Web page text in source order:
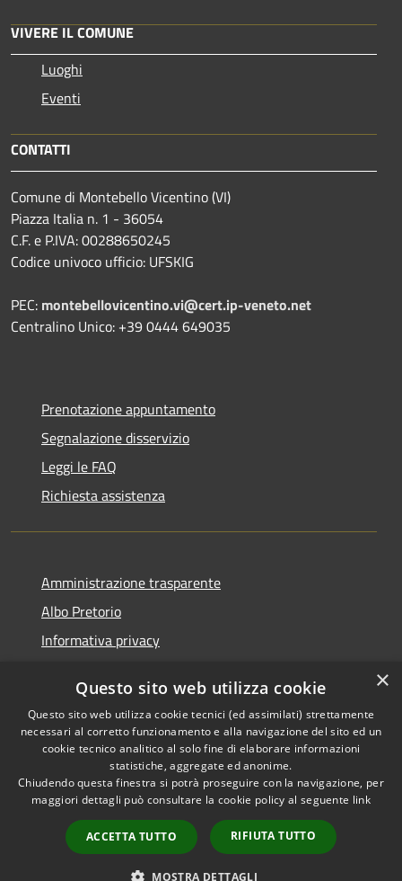
VIVERE IL COMUNE
Luoghi
Eventi
CONTATTI
Comune di Montebello Vicentino (VI)
Piazza Italia n. 1 - 36054
C.F. e P.IVA: 00288650245
Codice univoco ufficio: UFSKIG
PEC: montebellovicentino.vi@cert.ip-veneto.net
Centralino Unico: +39 0444 649035
Prenotazione appuntamento
Segnalazione disservizio
Leggi le FAQ
Richiesta assistenza
Amministrazione trasparente
Albo Pretorio
Informativa privacy
Dichiarazione di accessibilità
RSS
Accessibilità
Copyright © 2026 • Comune di
Montebello Vicentino •
Powered byMunicipium
Accesso redazione
×
Questo sito web utilizza cookie
Questo sito web utilizza cookie tecnici (ed assimilati) strettamente
necessari al corretto funzionamento e alla navigazione del sito ed un
cookie tecnico analitico al solo fine di elaborare informazioni
statistiche, aggregate ed anonime.
Chiudendo questa finestra si potrà proseguire con la navigazione, per
maggiori dettagli può consultare la cookie policy al seguente link
ACCETTA TUTTO RIFIUTA TUTTO
MOSTRA DETTAGLI